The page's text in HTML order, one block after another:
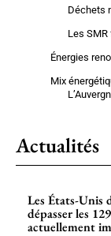
Déchets
Les
Énergies
Mix
Actualités
Les États-Unis
dépasser les
actuellement